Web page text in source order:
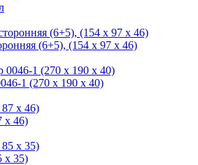
(6+5), (154 х 97 х 46)
1 (270 х 190 х 40)
х 46)
х 35)